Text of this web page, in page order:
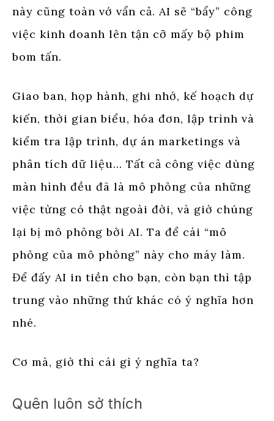
này cũng toàn vớ vẩn cả. AI sẽ “bẩy” công
việc kinh doanh lên tận cỡ mấy bộ phim
bom tấn.
Giao ban, họp hành, ghi nhớ, kế hoạch dự
kiến, thời gian biểu, hóa đơn, lập trình và
kiểm tra lập trình, dự án marketings và
phân tích dữ liệu… Tất cả công việc dùng
màn hình đều đã là mô phỏng của những
việc từng có thật ngoài đời, và giờ chúng
lại bị mô phỏng bởi AI. Ta để cái “mô
phỏng của mô phỏng” này cho máy làm.
Để đấy AI in tiền cho bạn, còn bạn thì tập
trung vào những thứ khác có ý nghĩa hơn
nhé.
Cơ mà, giờ thì cái gì ý nghĩa ta?
Quên luôn sở thích